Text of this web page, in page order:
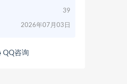
39
2026年07月03日
QQ咨询